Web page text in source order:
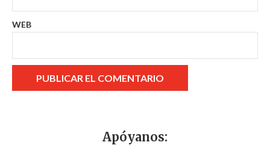
WEB
Apóyanos: